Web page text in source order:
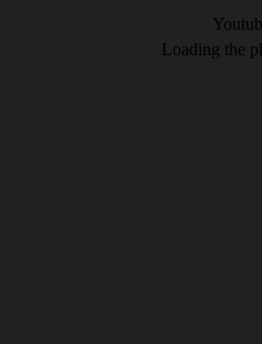
Loading the